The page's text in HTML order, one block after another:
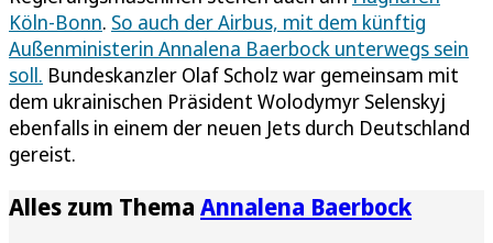
Köln-Bonn. So auch der Airbus, mit dem künftig
Außenministerin Annalena Baerbock unterwegs sein
soll. Bundeskanzler Olaf Scholz war gemeinsam mit
dem ukrainischen Präsident Wolodymyr Selenskyj
ebenfalls in einem der neuen Jets durch Deutschland
gereist.
Alles zum Thema Annalena Baerbock